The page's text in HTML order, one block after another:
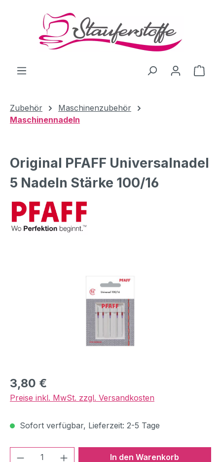
Zum Hauptinhalt springen
Zubehör
Maschinenzubehör
Maschinennadeln
Original PFAFF Universalnadel
5 Nadeln Stärke 100/16
Regulärer Preis:
3,80 €
Preise inkl. MwSt. zzgl. Versandkosten
Sofort verfügbar, Lieferzeit: 2-5 Tage
Produkt Anzahl: Gib denIn den Warenkorb